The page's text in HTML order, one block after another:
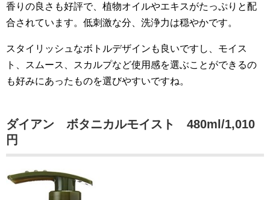
香りの良さも好評で、植物オイルやエキスがたっぷりと配
合されています。低刺激な分、洗浄力は穏やかです。
スタイリッシュなボトルデザインも良いですし、モイス
ト、スムース、スカルプなど使用感を選ぶことができるの
も好みにあったものを選びやすいですね。
ダイアン ボタニカルモイスト 480ml/1,010
円